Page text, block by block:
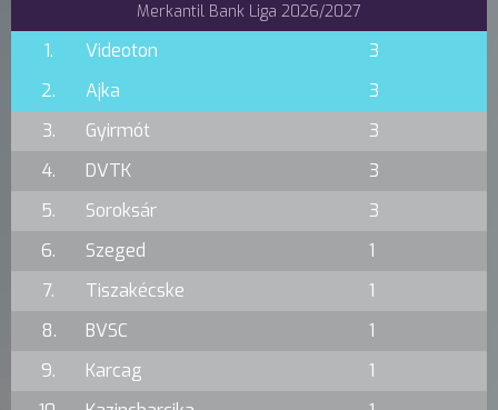
Merkantil Bank Liga 2026/2027
1. Videoton
3
2.
Ajka
3
3.
Gyirmót
3
4.
DVTK
3
5.
Soroksár
3
6.
Szeged
1
7.
Tiszakécske
1
8.
BVSC
1
9.
Karcag
1